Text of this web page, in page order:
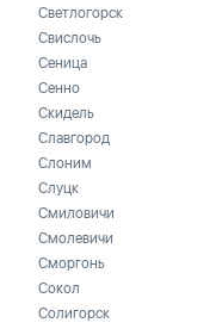
Светлогорск
Свислочь
Сеница
Сенно
Скидель
Славгород
Слоним
Слуцк
Смиловичи
Смолевичи
Сморгонь
Сокол
Солигорск